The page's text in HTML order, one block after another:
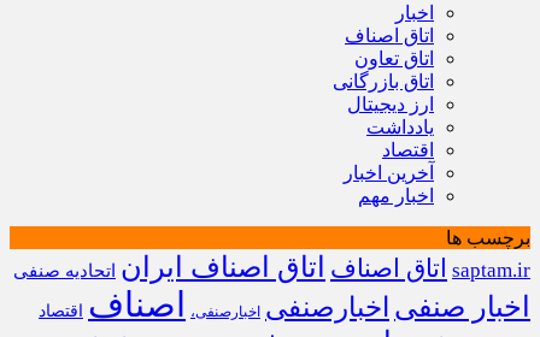
اخبار
اتاق اصناف
اتاق تعاون
اتاق بازرگانی
ارز دیجیتال
یادداشت
اقتصاد
آخرین اخبار
اخبار مهم
برچسب ها
saptam.ir اتاق اصناف اتاق اصناف ایران اتحادیه صنفی
اخبار صنفی اخبارصنفی اخبارصنفی، اصناف
اقتصاد